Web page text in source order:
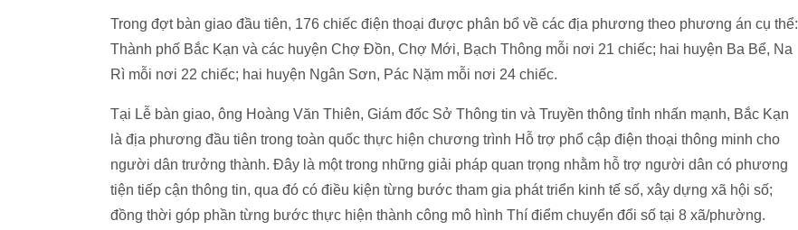
Trong đợt bàn giao đầu tiên, 176 chiếc điện thoại được phân bổ về các địa phương theo phương án cụ thể:
Thành phố Bắc Kạn và các huyện Chợ Đồn, Chợ Mới, Bạch Thông mỗi nơi 21 chiếc; hai huyện Ba Bể, Na
Rì mỗi nơi 22 chiếc; hai huyện Ngân Sơn, Pác Nặm mỗi nơi 24 chiếc.
Tại Lễ bàn giao, ông Hoàng Văn Thiên, Giám đốc Sở Thông tin và Truyền thông tỉnh nhấn mạnh, Bắc Kạn
là địa phương đầu tiên trong toàn quốc thực hiện chương trình Hỗ trợ phổ cập điện thoại thông minh cho
người dân trưởng thành. Đây là một trong những giải pháp quan trọng nhằm hỗ trợ người dân có phương
tiện tiếp cận thông tin, qua đó có điều kiện từng bước tham gia phát triển kinh tế số, xây dựng xã hội số;
đồng thời góp phần từng bước thực hiện thành công mô hình Thí điểm chuyển đổi số tại 8 xã/phường.